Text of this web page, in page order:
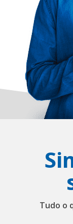
Tudo o